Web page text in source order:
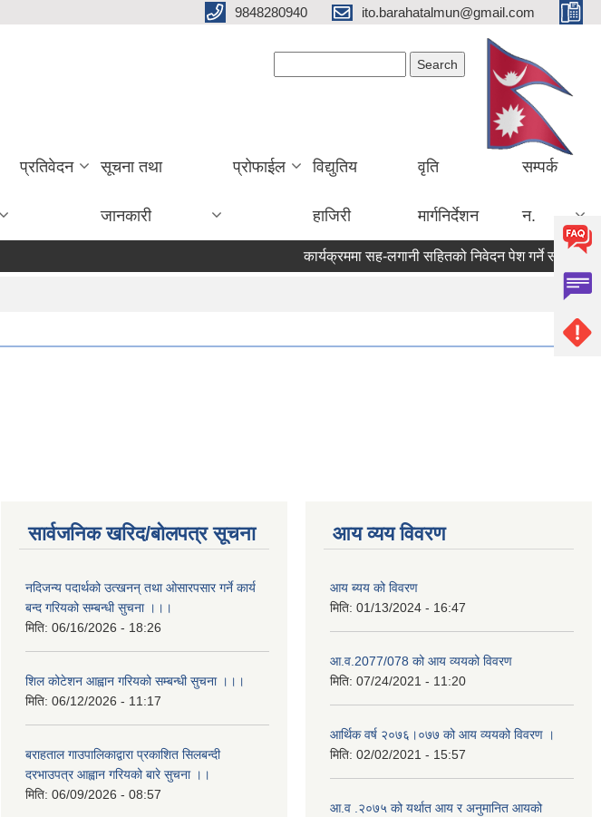
9848280940 ito.barahatalmun@gmail.com
प्रतिवेदन सूचना तथा
जानकारी
प्रोफाईल विद्युतिय
हाजिरी
वृति
मार्गनिर्देशन
सम्पर्क
न.
कार्यक्रममा सह-लगानी सहितको निवेदन पेश गर्ने सम्बन्धी
सार्वजनिक खरिद/बोलपत्र सूचना
नदिजन्य पदार्थको उत्खनन् तथा ओसारपसार गर्ने कार्य
बन्द गरियको सम्बन्धी सुचना ।।।
मिति: 06/16/2026 - 18:26
शिल कोटेशन आह्वान गरियको सम्बन्धी सुचना ।।।
मिति: 06/12/2026 - 11:17
बराहताल गाउपालिकाद्वारा प्रकाशित सिलबन्दी
दरभाउपत्र आह्वान गरियको बारे सुचना ।।
मिति: 06/09/2026 - 08:57
आय व्यय विवरण
आय ब्यय को विवरण
मिति: 01/13/2024 - 16:47
आ.व.2077/078 को आय व्ययको विवरण
मिति: 07/24/2021 - 11:20
आर्थिक वर्ष २०७६।०७७ को आय व्ययको विवरण ।
मिति: 02/02/2021 - 15:57
आ.व .२०७५ को यर्थात आय र अनुमानित आयको